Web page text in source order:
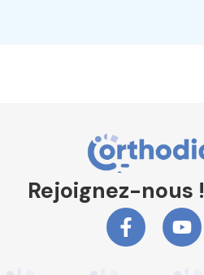
Rejoignez-nous !